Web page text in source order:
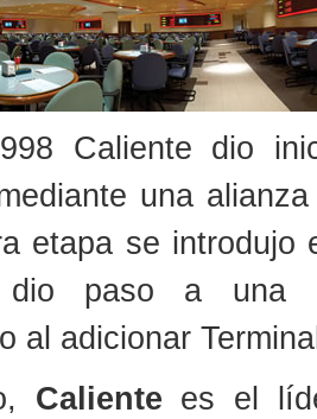
Caliente dio
una
etapa se
dio paso a una
al adicionar
Caliente es el